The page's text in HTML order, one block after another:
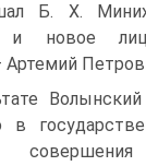
Б. Х.
и новое
Артемий
в